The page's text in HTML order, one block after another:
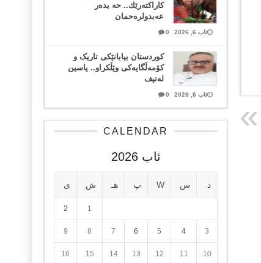
كاراكتەرێك.. حه یدەر
عەبدولرەحمان
ئاب 6, 2026 0
کوردستان بیابانێکی تاریک و
کۆمەڵگایەکی وێڵکراو.. یاسین
لەتیف
ئاب 6, 2026 0
CALENDAR
ئاب 2026
د س W پ هـ ش ی
1
2
3
4
5
6
7
8
9
10
11
12
13
14
15
16